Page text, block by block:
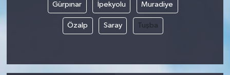
Gürpınar İpekyolu Muradiye
Özalp Saray Tuşba